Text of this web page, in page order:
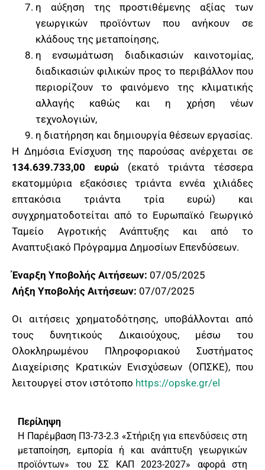
η αύξηση της προστιθέμενης αξίας των
γεωργικών προϊόντων που ανήκουν σε
κλάδους της μεταποίησης,
η ενσωμάτωση διαδικασιών καινοτομίας,
διαδικασιών φιλικών προς το περιβάλλον που
περιορίζουν το φαινόμενο της κλιματικής
αλλαγής καθώς και η χρήση νέων
τεχνολογιών,
η διατήρηση και δημιουργία θέσεων εργασίας.
Η Δημόσια Ενίσχυση της παρούσας ανέρχεται σε
134.639.733,00 ευρώ (εκατό τριάντα τέσσερα
εκατομμύρια εξακόσιες τριάντα εννέα χιλιάδες
επτακόσια τριάντα τρία ευρώ) και
συγχρηματοδοτείται από το Ευρωπαϊκό Γεωργικό
Ταμείο Αγροτικής Ανάπτυξης και από το
Αναπτυξιακό Πρόγραμμα Δημοσίων Επενδύσεων.
Έναρξη Υποβολής Αιτήσεων: 07/05/2025
Λήξη Υποβολής Αιτήσεων: 07/07/2025
Οι αιτήσεις χρηματοδότησης, υποβάλλονται από
τους δυνητικούς Δικαιούχους, μέσω του
Ολοκληρωμένου Πληροφοριακού Συστήματος
Διαχείρισης Κρατικών Ενισχύσεων (ΟΠΣΚΕ), που
λειτουργεί στον ιστότοπο https://opske.gr/el
Περίληψη
Η Παρέμβαση Π3-73-2.3 «Στήριξη για επενδύσεις στη
μεταποίηση, εμπορία ή και ανάπτυξη γεωργικών
προϊόντων» του ΣΣ ΚΑΠ 2023-2027» αφορά στη